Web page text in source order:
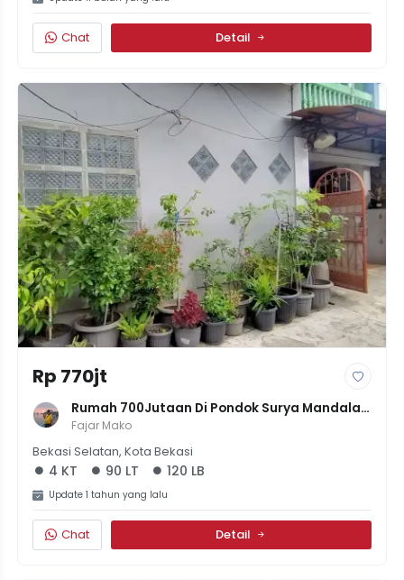
Chat Detail
Rp 770jt
Rumah 700Jutaan Di Pondok Surya Mandala
Jaka Mulya Bekasi Selatan 4 Kamar
Fajar Mako
Bekasi Selatan, Kota Bekasi
4 KT 90 LT 120 LB
Update 1 tahun yang lalu
Chat Detail